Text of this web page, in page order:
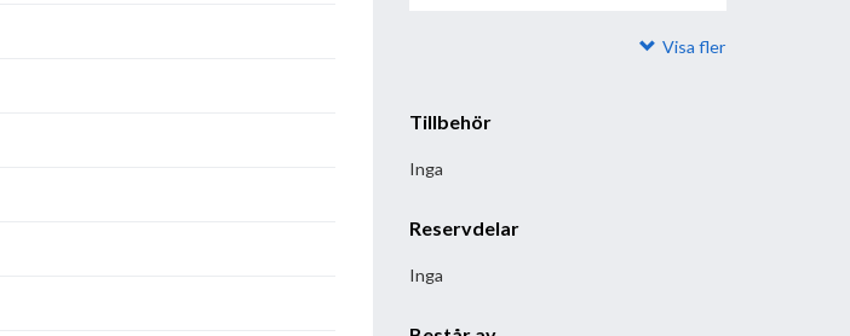
Visa fler
Tillbehör
Inga
Reservdelar
Inga